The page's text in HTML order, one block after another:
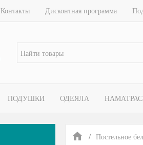
Контакты Дисконтная программа
ПОДУШКИ ОДЕЯЛА
Постельное